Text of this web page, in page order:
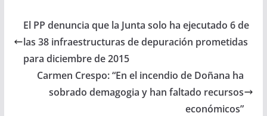
El PP denuncia que la Junta solo ha ejecutado 6 de
las 38 infraestructuras de depuración prometidas
para diciembre de 2015
Carmen Crespo: “En el incendio de Doñana ha
sobrado demagogia y han faltado recursos
económicos”